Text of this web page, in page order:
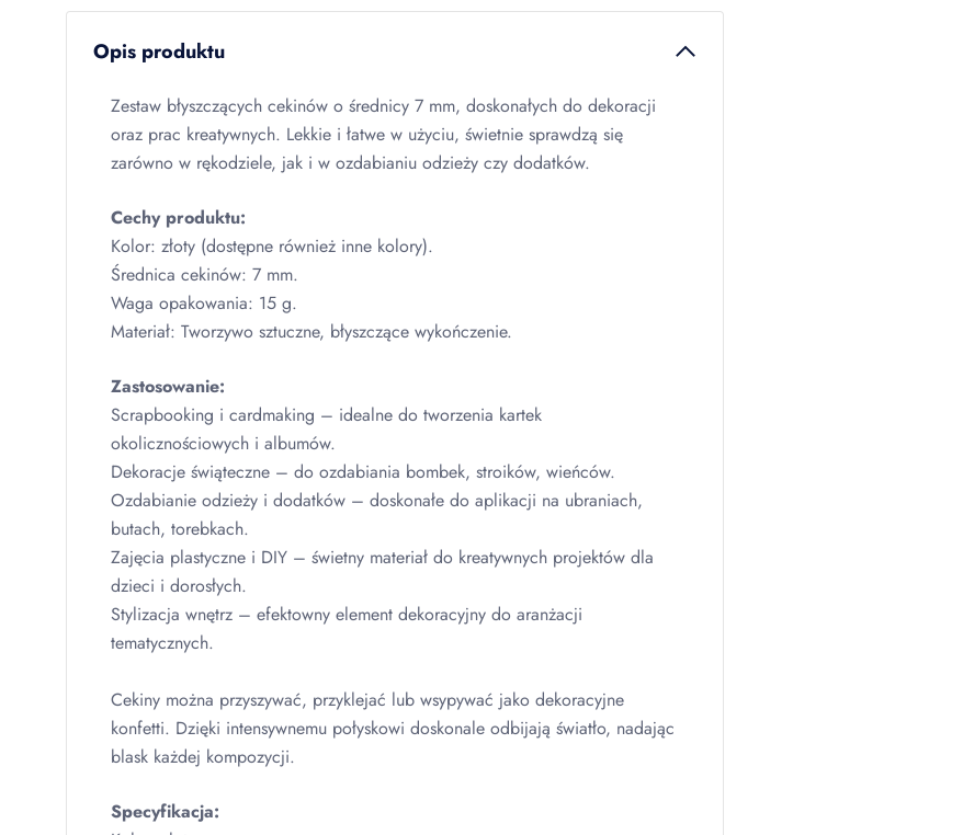
Opis produktu
Zestaw błyszczących cekinów o średnicy 7 mm, doskonałych do dekoracji
oraz prac kreatywnych. Lekkie i łatwe w użyciu, świetnie sprawdzą się
zarówno w rękodziele, jak i w ozdabianiu odzieży czy dodatków.
Cechy produktu:
Kolor: złoty (dostępne również inne kolory).
Średnica cekinów: 7 mm.
Waga opakowania: 15 g.
Materiał: Tworzywo sztuczne, błyszczące wykończenie.
Zastosowanie:
Scrapbooking i cardmaking – idealne do tworzenia kartek
okolicznościowych i albumów.
Dekoracje świąteczne – do ozdabiania bombek, stroików, wieńców.
Ozdabianie odzieży i dodatków – doskonałe do aplikacji na ubraniach,
butach, torebkach.
Zajęcia plastyczne i DIY – świetny materiał do kreatywnych projektów dla
dzieci i dorosłych.
Stylizacja wnętrz – efektowny element dekoracyjny do aranżacji
tematycznych.
Cekiny można przyszywać, przyklejać lub wsypywać jako dekoracyjne
konfetti. Dzięki intensywnemu połyskowi doskonale odbijają światło, nadając
blask każdej kompozycji.
Specyfikacja: